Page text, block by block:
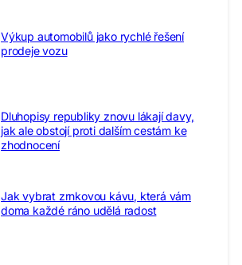
Výkup automobilů jako rychlé řešení
prodeje vozu
Dluhopisy republiky znovu lákají davy,
jak ale obstojí proti dalším cestám ke
zhodnocení
Jak vybrat zrnkovou kávu, která vám
doma každé ráno udělá radost